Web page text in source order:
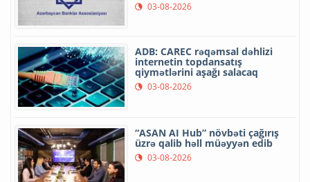
03-08-2026
ADB: CAREC rəqəmsal dəhlizi
internetin topdansatış
qiymətlərini aşağı salacaq
03-08-2026
“ASAN AI Hub” növbəti çağırış
üzrə qalib həll müəyyən edib
03-08-2026